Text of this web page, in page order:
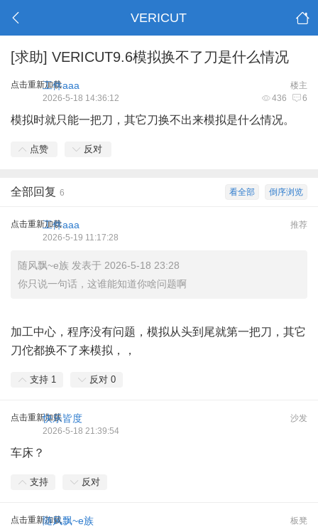
VERICUT
[求助] VERICUT9.6模拟换不了刀是什么情况
点击重新加载 楼主
工件aaa
436 6
2026-5-18 14:36:12
模拟时就只能一把刀，其它刀换不出来模拟是什么情况。
点赞 反对
倒序浏览
看全部
全部回复 6
点击重新加载 推荐
工件aaa
2026-5-19 11:17:28
随风飘~e族 发表于 2026-5-18 23:28
你只说一句话，这谁能知道你啥问题啊
加工中心，程序没有问题，模拟从头到尾就第一把刀，其它
刀佗都换不了来模拟，，
支持 1 反对 0
点击重新加载 沙发
快乐皆度
2026-5-18 21:39:54
车床？
支持 反对
点击重新加载 板凳
随风飘~e族